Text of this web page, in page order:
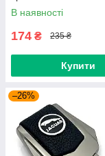
В наявності
174 ₴ 235 ₴
Купити
–26%